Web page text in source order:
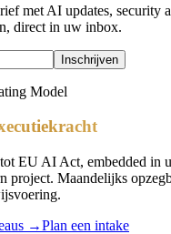
met AI updates, security
direct in uw inbox.
Inschrijven
Model
EU AI Act, embedded in
project. Maandelijks
→Plan een intake